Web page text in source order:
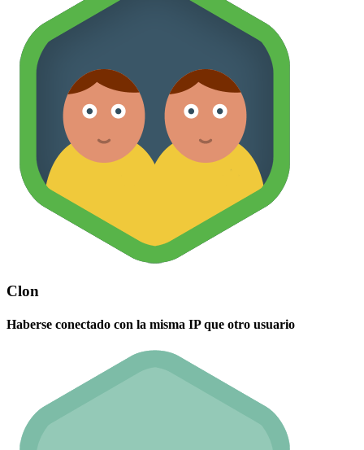
Clon
Haberse conectado con la misma IP que otro usuario